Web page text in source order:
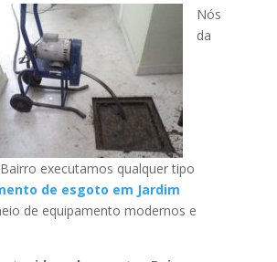
Nós
da
executamos qualquer tipo
de esgoto em Jardim
de equipamento modernos e